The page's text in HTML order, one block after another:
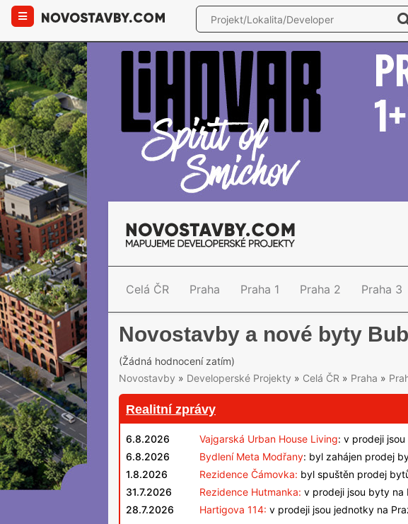
Celá ČR Praha Praha 1 Praha 2 Praha 3
Novostavby a nové byty
(Žádná hodnocení zatím)
Novostavby » Developerské Projekty » Celá ČR » Praha »
Realitní zprávy
6.8.2026 Vajgarská Urban House Living: v prodeji
6.8.2026
Bydlení Meta Modřany: byl zahájen prodej
1.8.2026
Rezidence Čámovka: byl spuštěn prodej
31.7.2026
Rezidence Hutmanka: v prodeji jsou byty na
28.7.2026
Hartigova 114: v prodeji jsou jednotky na